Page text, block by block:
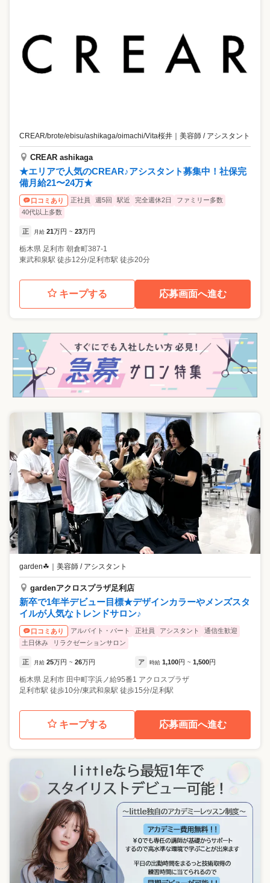
CREAR/brote/ebisu/ashikaga/oimachi/Vita桜井 ｜ 美容師 / アシスタント
CREAR ashikaga
★エリアで人気のCREAR♪アシスタント募集中！社保完
備月給21〜24万★
口コミあり 正社員 週5回 駅近 完全週休2日
ファミリー多数
40代以上多数
正 月給 21万円 ~ 23万円
栃木県 足利市 朝倉町387-1
東武和泉駅 徒歩12分/足利市駅 徒歩20分
キープする 応募画面へ進む
garden☘ ｜ 美容師 / アシスタント
gardenアクロスプラザ足利店
新卒で1年半デビュー目標★デザインカラーやメンズスタ
イルが人気なトレンドサロン♪
口コミあり アルバイト・パート 正社員 アシスタント
通信生歓迎
土日休み
リラクゼーションサロン
正 月給 25万円 ~ 26万円 ア 時給 1,100円 ~ 1,500円
栃木県 足利市 田中町字浜ノ給95番1 アクロスプラザ
足利市駅 徒歩10分/東武和泉駅 徒歩15分/足利駅
キープする 応募画面へ進む